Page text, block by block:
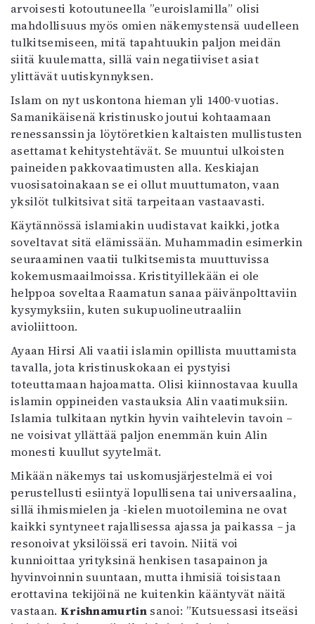
arvoisesti kotoutuneella ”euroislamilla” olisi
mahdollisuus myös omien näkemystensä uudelleen
tulkitsemiseen, mitä tapahtuukin paljon meidän
siitä kuulematta, sillä vain negatiiviset asiat
ylittävät uutiskynnyksen.
Islam on nyt uskontona hieman yli 1400-vuotias.
Samanikäisenä kristinusko joutui kohtaamaan
renessanssin ja löytöretkien kaltaisten mullistusten
asettamat kehitystehtävät. Se muuntui ulkoisten
paineiden pakkovaatimusten alla. Keskiajan
vuosisatoinakaan se ei ollut muuttumaton, vaan
yksilöt tulkitsivat sitä tarpeitaan vastaavasti.
Käytännössä islamiakin uudistavat kaikki, jotka
soveltavat sitä elämissään. Muhammadin esimerkin
seuraaminen vaatii tulkitsemista muuttuvissa
kokemusmaailmoissa. Kristityillekään ei ole
helppoa soveltaa Raamatun sanaa päivänpolttaviin
kysymyksiin, kuten sukupuolineutraaliin
avioliittoon.
Ayaan Hirsi Ali vaatii islamin opillista muuttamista
tavalla, jota kristinuskokaan ei pystyisi
toteuttamaan hajoamatta. Olisi kiinnostavaa kuulla
islamin oppineiden vastauksia Alin vaatimuksiin.
Islamia tulkitaan nytkin hyvin vaihtelevin tavoin –
ne voisivat yllättää paljon enemmän kuin Alin
monesti kuullut syytelmät.
Mikään näkemys tai uskomusjärjestelmä ei voi
perustellusti esiintyä lopullisena tai universaalina,
sillä ihmismielen ja -kielen muotoilemina ne ovat
kaikki syntyneet rajallisessa ajassa ja paikassa – ja
resonoivat yksilöissä eri tavoin. Niitä voi
kunnioittaa yrityksinä henkisen tasapainon ja
hyvinvoinnin suuntaan, mutta ihmisiä toisistaan
erottavina tekijöinä ne kuitenkin kääntyvät näitä
vastaan. Krishnamurtin sanoi: ”Kutsuessasi itseäsi